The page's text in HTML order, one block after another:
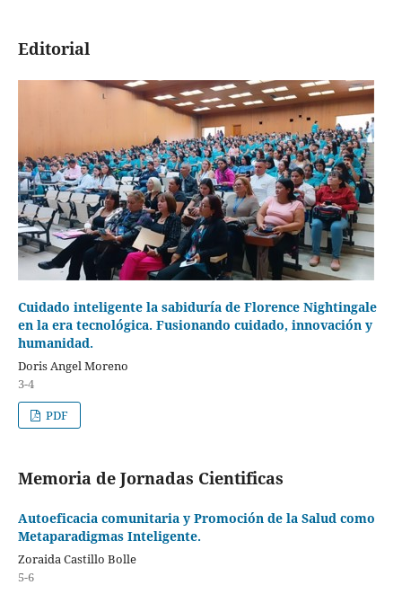
Editorial
Cuidado inteligente la sabiduría de Florence Nightingale
en la era tecnológica. Fusionando cuidado, innovación y
humanidad.
Doris Angel Moreno
3-4
PDF
Memoria de Jornadas Cientificas
Autoeficacia comunitaria y Promoción de la Salud como
Metaparadigmas Inteligente.
Zoraida Castillo Bolle
5-6